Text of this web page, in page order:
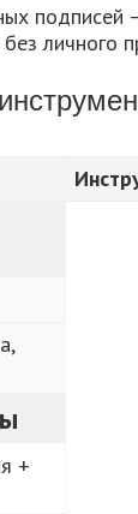
подписей
личного
+